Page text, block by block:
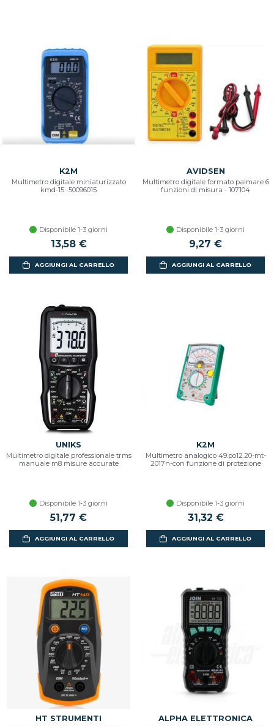
K2M
Multimetro digitale miniaturizzato
kmd-15 -50096015
Disponibile 1-3 giorni
13,58 €
AGGIUNGI AL CARRELLO
AVIDSEN
Multimetro digitale formato palmare 6
funzioni di misura - 107104
Disponibile 1-3 giorni
9,27 €
AGGIUNGI AL CARRELLO
UNIKS
Multimetro digitale professionale trms
manuale m8 misure accurate
Disponibile 1-3 giorni
51,77 €
AGGIUNGI AL CARRELLO
K2M
Multimetro analogico 49.po12.20-mt-
2017n-con funzione di protezione
Disponibile 1-3 giorni
31,32 €
AGGIUNGI AL CARRELLO
HT STRUMENTI ALPHA ELETTRONICA